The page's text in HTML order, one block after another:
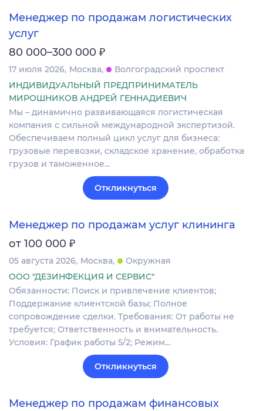
Менеджер по продажам логистических
услуг
80 000–300 000 ₽
17 июля 2026 Москва
Волгоградский проспект
ИНДИВИДУАЛЬНЫЙ ПРЕДПРИНИМАТЕЛЬ
МИРОШНИКОВ АНДРЕЙ ГЕННАДИЕВИЧ
Мы – динамично развивающаяся логистическая
компания с сильной международной экспертизой.
Обеспечиваем полный цикл услуг для бизнеса:
грузовые перевозки, складское хранение, обработка
грузов и таможенное…
Откликнуться
Менеджер по продажам услуг клининга
от 100 000 ₽
05 августа 2026 Москва
Окружная
ООО "ДЕЗИНФЕКЦИЯ И СЕРВИС"
Обязанности: Поиск и привлечение клиентов;
Поддержание клиентской базы; Полное
сопровождение сделки. Требования: От работы не
требуется; Ответственность и внимательность.
Условия: График работы 5/2; Режим…
Откликнуться
Менеджер по продажам финансовых